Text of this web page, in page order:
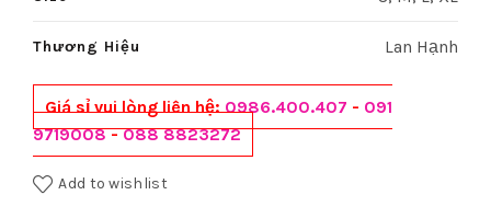
Thương Hiệu Lan Hạnh
Giá sỉ vui lòng liên hệ: 0986.400.407 - 091
9719008-088 8823272
Add to wishlist